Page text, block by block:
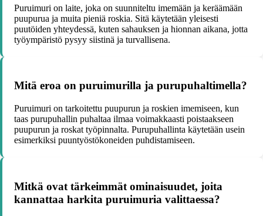
Puruimuri on laite, joka on suunniteltu imemään ja keräämään
puupurua ja muita pieniä roskia. Sitä käytetään yleisesti
puutöiden yhteydessä, kuten sahauksen ja hionnan aikana, jotta
työympäristö pysyy siistinä ja turvallisena.
Mitä eroa on puruimurilla ja purupuhaltimella?
Puruimuri on tarkoitettu puupurun ja roskien imemiseen, kun
taas purupuhallin puhaltaa ilmaa voimakkaasti poistaakseen
puupurun ja roskat työpinnalta. Purupuhallinta käytetään usein
esimerkiksi puuntyöstökoneiden puhdistamiseen.
Mitkä ovat tärkeimmät ominaisuudet, joita
kannattaa harkita puruimuria valittaessa?